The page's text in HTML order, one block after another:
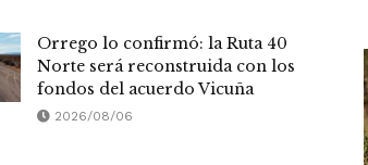
Orrego lo confirmó: la Ruta 40
Norte será reconstruida con los
fondos del acuerdo Vicuña
2026/08/06